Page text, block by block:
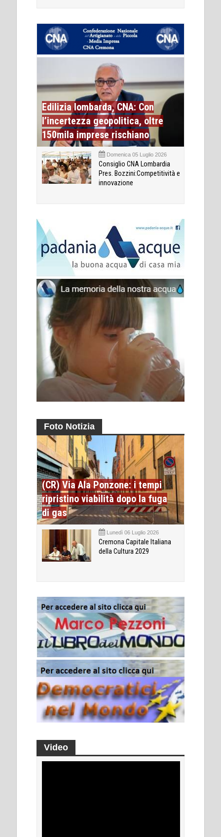
Edilizia lombarda, CNA: Con
l’incertezza geopolitica, oltre
150mila imprese rischiano
Domenica 05 Luglio 2026
Consiglio CNA Lombardia
Pres. Bozzini:Competitività e
innovazione
Foto Notizia
(CR) Via Ala Ponzone: i tempi
ripristino viabilità dopo la fuga
di gas
Lunedì 06 Luglio 2026
Cremona Capitale Italiana
della Cultura 2029
Video